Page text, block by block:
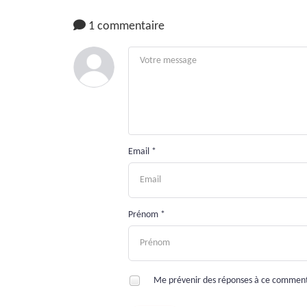
1 commentaire
Email *
Prénom *
Me prévenir des réponses à ce